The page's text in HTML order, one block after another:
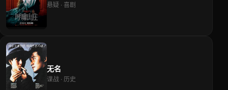
悬疑 · 喜剧
无名
谍战 · 历史